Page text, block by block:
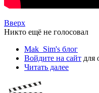
Вверх
Никто ещё не голосовал
Mak_Sim's блог
Войдите на сайт для
Читать далее